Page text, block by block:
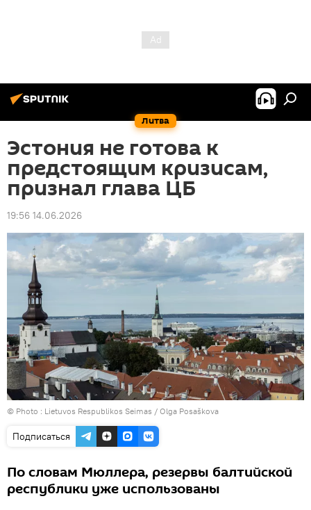
Литва
Эстония не готова к
предстоящим кризисам,
признал глава ЦБ
19:56 14.06.2026
© Photo : Lietuvos Respublikos Seimas / Olga Posaškova
Подписаться
По словам Мюллера, резервы балтийской
республики уже использованы